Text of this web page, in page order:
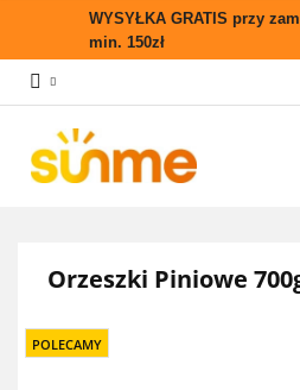
WYSYŁKA GRATIS przy
min. 150zł
Orzeszki Piniowe
POLECAMY